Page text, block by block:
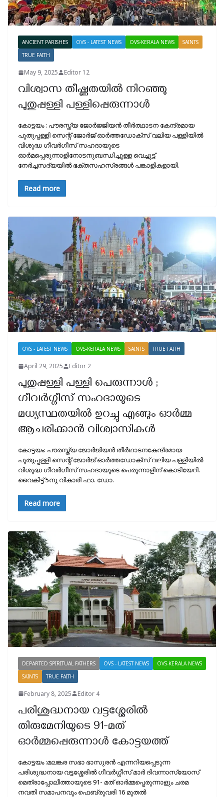
ANCIENT PARISHES OVS - LATEST NEWS OVS-KERALA NEWS
SAINTS
TRUE FAITH
May 9, 2025 Editor 12
വിശ്വാസ തീഷ്ണതയിൽ നിറഞ്ഞു
പുതുപ്പള്ളി പള്ളിപ്പെരുന്നാൾ
കോട്ടയം : പൗരസ്ത്യ ജോർജ്ജിയൻ തീർത്ഥാടന കേന്ദ്രമായ
പുതുപ്പള്ളി സെന്റ് ജോർജ് ഓർത്തഡോക്സ് വലിയ പള്ളിയിൽ
വിശുദ്ധ ഗീവർഗീസ് സഹദായുടെ
ഓർമപ്പെരുന്നാളിനോടനുബന്ധിച്ചുള്ള വെച്ചൂട്ട്
നേർച്ചസദ്യയിൽ ഭക്തസഹസ്രങ്ങൾ പങ്കാളികളായി.
Read more
OVS - LATEST NEWS OVS-KERALA NEWS SAINTS TRUE FAITH
April 29, 2025 Editor 2
പുതുപ്പള്ളി പള്ളി പെരുന്നാൾ ;
ഗീവർഗ്ഗീസ് സഹദായുടെ
മധ്യസ്ഥതയിൽ ഉറച്ചു എങ്ങും ഓർമ്മ
ആചരിക്കാൻ വിശ്വാസികൾ
കോട്ടയം: പൗരസ്ത്യ ജോര്‍ജിയന്‍ തീര്‍ഥാടനകേന്ദ്രമായ
പുതുപ്പള്ളി സെന്റ് ജോര്‍ജ് ഓര്‍ത്തഡോക്‌സ് വലിയ പള്ളിയില്‍
വിശുദ്ധ ഗീവര്‍ഗീസ് സഹദായുടെ പെരുന്നാളിന് കൊടിയേറി.
വൈകിട്ട് 5നു വികാരി ഫാ. ഡോ.
Read more
DEPARTED SPIRITUAL FATHERS OVS - LATEST NEWS
OVS-KERALA NEWS
SAINTS
TRUE FAITH
February 8, 2025 Editor 4
പരിശുദ്ധനായ വട്ടശ്ശേരിൽ
തിരുമേനിയുടെ 91-മത്
ഓർമ്മപ്പെരുന്നാൾ കോട്ടയത്ത്‌
കോട്ടയം :മലങ്കര സഭാ ഭാസുരൻ എന്നറിയപ്പെടുന്ന
പരിശുദ്ധനായ വട്ടശ്ശേരിൽ ഗീവർഗ്ഗീസ് മാർ ദിവന്നാസ്യോസ്
മെത്രാപ്പോലീത്തായുടെ 91- മത് ഓർമ്മപ്പെരുന്നാളും ചരമ
നവതി സമാപനവും ഫെബ്രുവരി 16 മുതൽ